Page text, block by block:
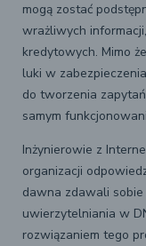
mogą zostać
wrażliwych
kredytowych. Mimo
luki w
do tworzenia
samym
Inżynierowie z
organizacji
dawna zdawali
uwierzytelniania w
rozwiązaniem tego